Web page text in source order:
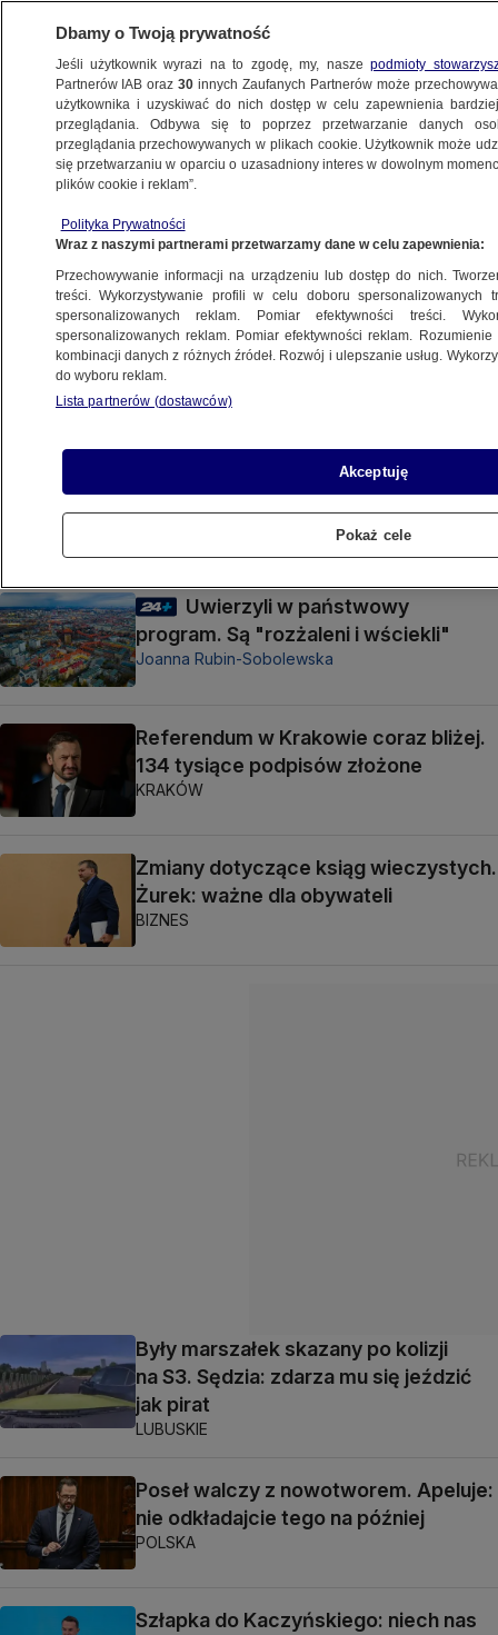
PLATFORMA OBYWATELSKA
Dwie emerytury i setki tysięcy euro
oszczędności. Jaki majątek ma
Janusz Lewandowski
BIZNES
Jeden z "trzech tenorów". Premier
i inni politycy wspominają
Olechowskiego
Półtora miliona, a może więcej.
Uwierzyli w państwowy
program. Są "rozżaleni i wściekli"
Joanna Rubin-Sobolewska
Referendum w Krakowie coraz bliżej.
134 tysiące podpisów złożone
KRAKÓW
Zmiany dotyczące ksiąg wieczystych.
Żurek: ważne dla obywateli
BIZNES
Były marszałek skazany po kolizji
na S3. Sędzia: zdarza mu się jeździć
jak pirat
LUBUSKIE
Poseł walczy z nowotworem. Apeluje:
nie odkładajcie tego na później
POLSKA
Szłapka do Kaczyńskiego: niech nas
Dbamy o Twoją prywatność
Jeśli użytkownik wyrazi na to zgodę, my, naszepodmioty
Partnerów IAB oraz30 innych Zaufanych Partnerów może
użytkownika i uzyskiwać do nich dostęp w celu zapewnienia
przeglądania. Odbywa się to poprzez przetwarzanie danych
przeglądania przechowywanych w plikach cookie. Użytkownik może
się przetwarzaniu w oparciu o uzasadniony interes w dowolnym
plików cookie i reklam”.
Polityka Prywatności
Wraz z naszymi partnerami przetwarzamy dane w celu zapewnienia:
Przechowywanie informacji na urządzeniu lub dostęp do nich.
treści. Wykorzystywanie profili w celu doboru spersonalizowanych
spersonalizowanych reklam. Pomiar efektywności treści.
spersonalizowanych reklam. Pomiar efektywności reklam.
kombinacji danych z różnych źródeł. Rozwój i ulepszanie usług.
do wyboru reklam.
Lista partnerów (dostawców)
Akceptuję
Pokaż cele